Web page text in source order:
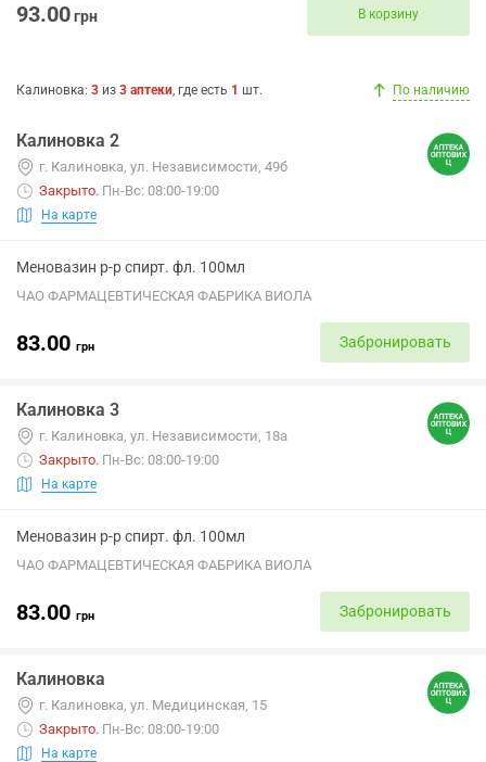
93.00грн В корзину
Калиновка: 3 из 3 аптеки, где есть 1 шт. По наличию
Калиновка 2
г. Калиновка, ул. Независимости, 49б
Закрыто. Пн-Вс: 08:00-19:00
На карте
Меновазин р-р спирт. фл. 100мл
ЧАО ФАРМАЦЕВТИЧЕСКАЯ ФАБРИКА ВИОЛА
83.00 грн Забронировать
Калиновка 3
г. Калиновка, ул. Независимости, 18а
Закрыто. Пн-Вс: 08:00-19:00
На карте
Меновазин р-р спирт. фл. 100мл
ЧАО ФАРМАЦЕВТИЧЕСКАЯ ФАБРИКА ВИОЛА
83.00 грн Забронировать
Калиновка
г. Калиновка, ул. Медицинская, 15
Закрыто. Пн-Вс: 08:00-19:00
На карте